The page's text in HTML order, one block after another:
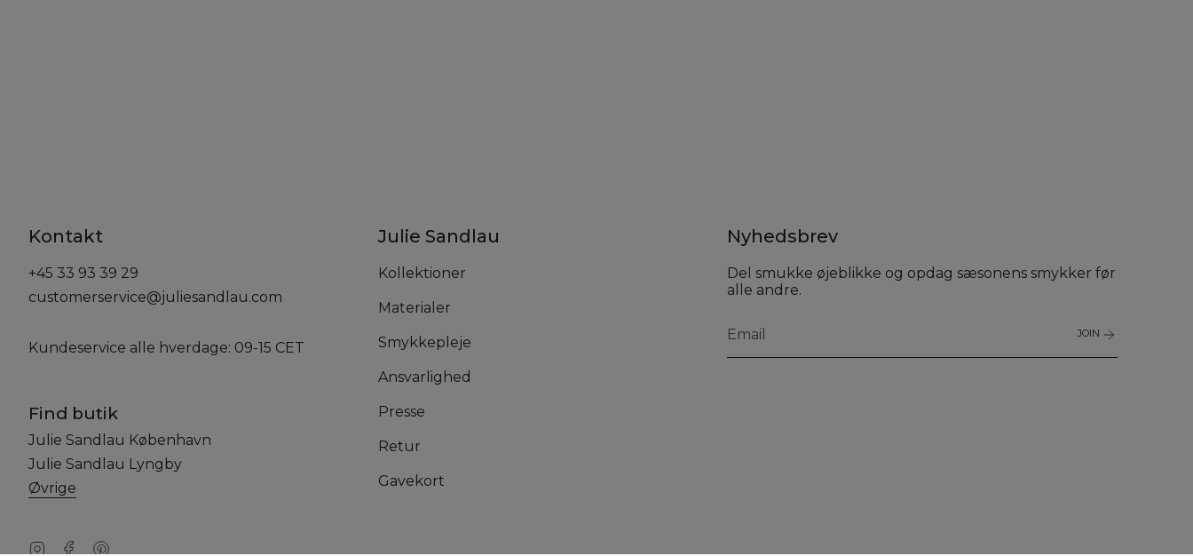
Kontakt
+45 33 93 39 29
customerservice@juliesandlau.com
Kundeservice alle hverdage: 09-15 CET
Find butik
Julie Sandlau København
Julie Sandlau Lyngby
Øvrige
Julie Sandlau
Kollektioner
Materialer
Smykkepleje
Ansvarlighed
Presse
Retur
Gavekort
Nyhedsbrev
Del smukke øjeblikke og opdag sæsonens smykker før
alle andre.
JOIN
InstagramFacebook